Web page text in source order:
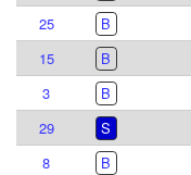
25
B
15
B
3
B
29
S
8
B